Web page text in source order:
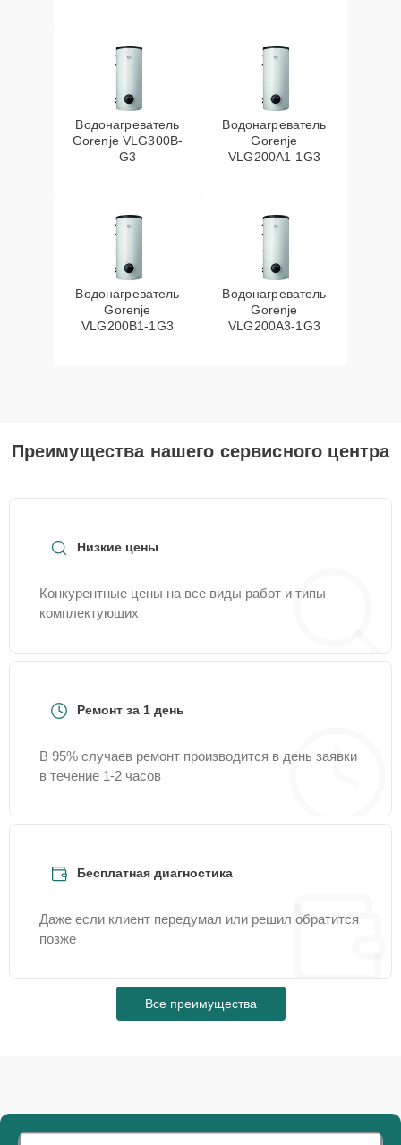
Водонагреватель
Gorenje VLG300B-
G3
Водонагреватель
Gorenje
VLG200А1-1G3
Водонагреватель
Gorenje
VLG200B1-1G3
Водонагреватель
Gorenje
VLG200A3-1G3
Преимущества нашего сервисного центра
Низкие цены
Конкурентные цены на все виды работ и типы
комплектующих
Ремонт за 1 день
В 95% случаев ремонт производится в день заявки
в течение 1-2 часов
Бесплатная диагностика
Даже если клиент передумал или решил обратится
позже
Все преимущества